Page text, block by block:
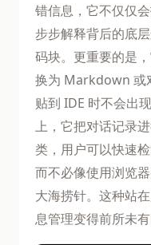
错信息，它不仅仅
步步解释背后的底
码块。更重要的是
换为 Markdown 或
贴到 IDE 时不会出
上，它把对话记录
类，用户可以快速
而不必像使用浏览
大海捞针。这种站
息管理变得前所未有